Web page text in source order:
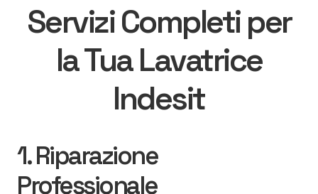
Servizi Completi per
la Tua Lavatrice
Indesit
1. Riparazione
Professionale